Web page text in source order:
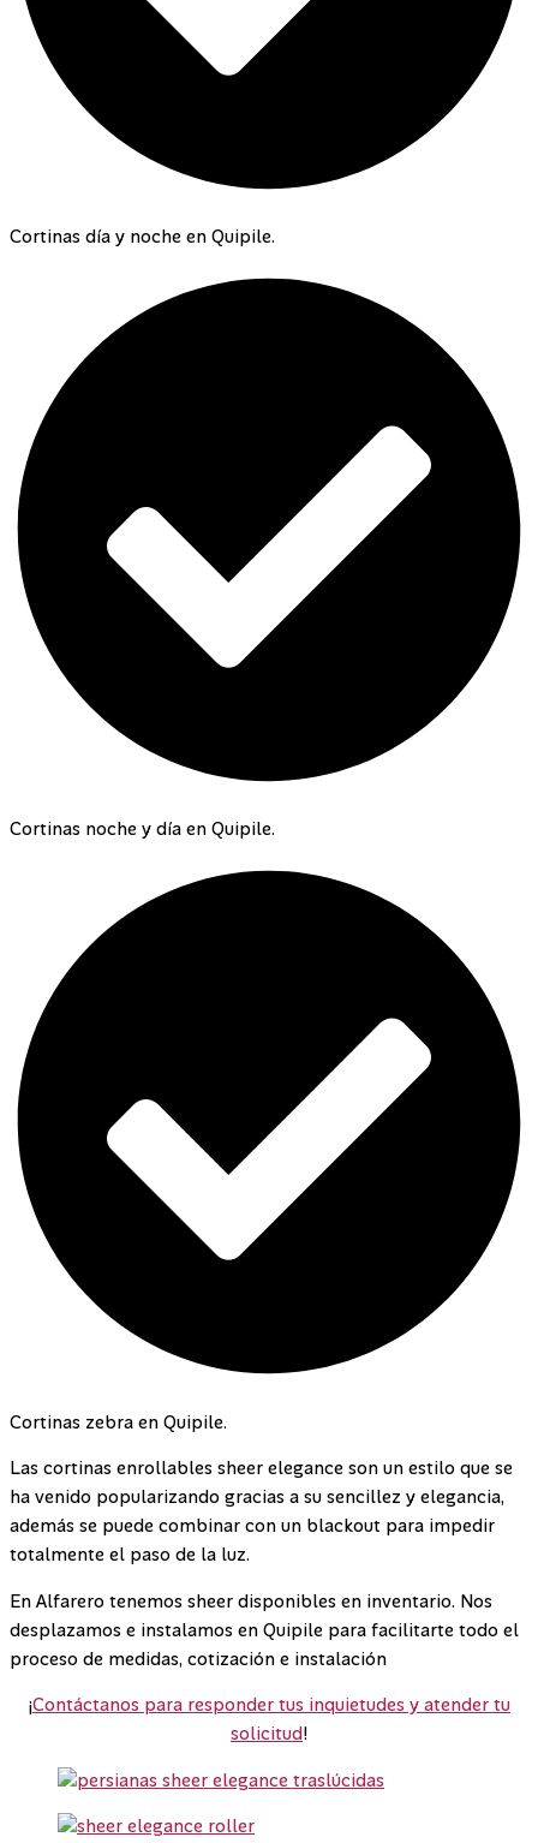
Cortinas día y noche en Quipile.
Cortinas noche y día en Quipile.
Cortinas zebra en Quipile.
Las cortinas enrollables sheer elegance son un estilo que se
ha venido popularizando gracias a su sencillez y elegancia,
además se puede combinar con un blackout para impedir
totalmente el paso de la luz.
En Alfarero tenemos sheer disponibles en inventario. Nos
desplazamos e instalamos en Quipile para facilitarte todo el
proceso de medidas, cotización e instalación
¡Contáctanos para responder tus inquietudes y atender tu
solicitud!